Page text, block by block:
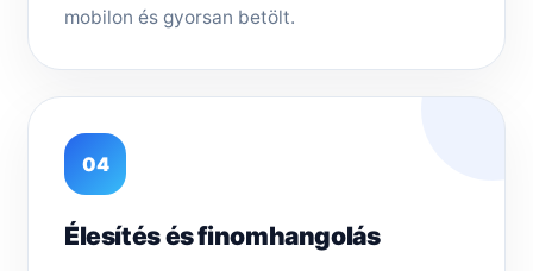
mobilon és gyorsan betölt.
04
Élesítés és finomhangolás